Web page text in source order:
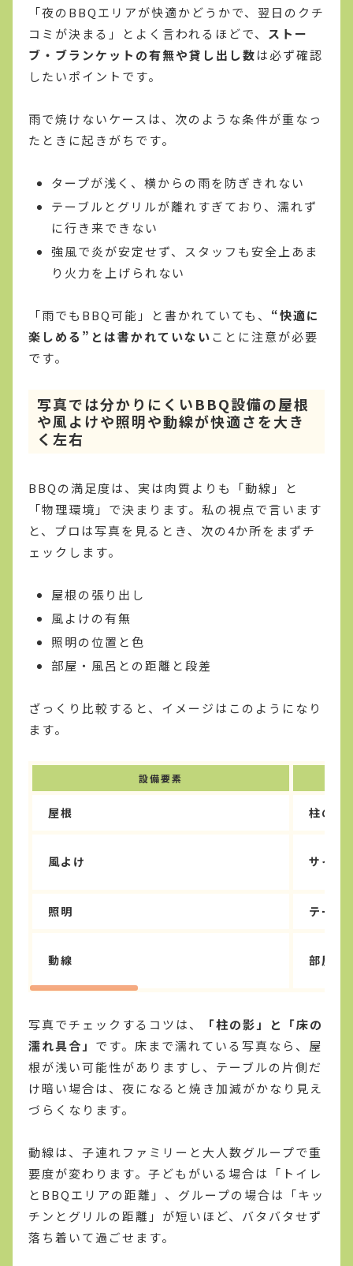
「夜のBBQエリアが快適かどうかで、翌日のクチ
コミが決まる」とよく言われるほどで、 ストー
ブ・ブランケットの有無や貸し出し数は必ず確認
したいポイントです。
雨で焼けないケースは、次のような条件が重なっ
たときに起きがちです。
タープが浅く、横からの雨を防ぎきれない
テーブルとグリルが離れすぎており、濡れず
に行き来できない
強風で炎が安定せず、スタッフも安全上あま
り火力を上げられない
「雨でもBBQ可能」と書かれていても、 “快適に
楽しめる”とは書かれていないことに注意が必要
です。
写真では分かりにくいBBQ設備の屋根
や風よけや照明や動線が快適さを大き
く左右
BBQの満足度は、実は肉質よりも「動線」と
「物理環境」で決まります。私の視点で言います
と、プロは写真を見るとき、次の4か所をまずチ
ェックします。
屋根の張り出し
風よけの有無
照明の位置と色
部屋・風呂との距離と段差
ざっくり比較すると、イメージはこのようになり
ます。
設備要素
屋根 柱の外
風よけ サイド
照明 テーブ
動線 部屋か
写真でチェックするコツは、
「柱の影」と「床の
濡れ具合」 です。床まで濡れている写真なら、屋
根が浅い可能性がありますし、テーブルの片側だ
け暗い場合は、夜になると焼き加減がかなり見え
づらくなります。
動線は、子連れファミリーと大人数グループで重
要度が変わります。子どもがいる場合は「トイレ
とBBQエリアの距離」、グループの場合は「キッ
チンとグリルの距離」が短いほど、バタバタせず
落ち着いて過ごせます。